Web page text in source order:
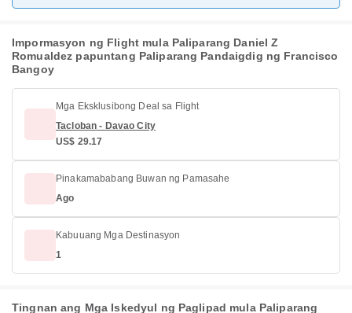
Impormasyon ng Flight mula Paliparang Daniel Z
Romualdez papuntang Paliparang Pandaigdig ng Francisco
Bangoy
Mga Eksklusibong Deal sa Flight
Tacloban - Davao City
US$ 29.17
Pinakamababang Buwan ng Pamasahe
Ago
Kabuuang Mga Destinasyon
1
Tingnan ang Mga Iskedyul ng Paglipad mula Paliparang